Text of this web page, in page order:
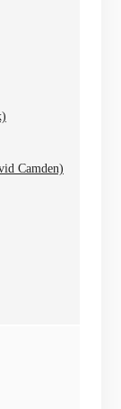
Camden)